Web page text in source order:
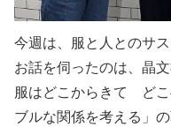
今週は、服と人とのサ
お話を伺ったのは、晶
服はどこからきて ど
ブルな関係を考える」